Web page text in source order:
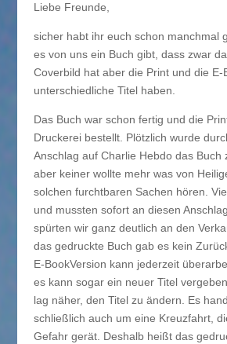
Liebe Freunde,
sicher habt ihr euch schon manchmal
es von uns ein Buch gibt, dass zwar
Coverbild hat aber die Print und die E-
unterschiedliche Titel haben.
Das Buch war schon fertig und die
Druckerei bestellt. Plötzlich wurde
Anschlag auf Charlie Hebdo das Buch
aber keiner wollte mehr was von
solchen furchtbaren Sachen hören.
und mussten sofort an diesen
spürten wir ganz deutlich an den
das gedruckte Buch gab es kein
E-BookVersion kann jederzeit
es kann sogar ein neuer Titel
lag näher, den Titel zu ändern. Es
schließlich auch um eine Kreuzfahrt,
Gefahr gerät. Deshalb heißt das